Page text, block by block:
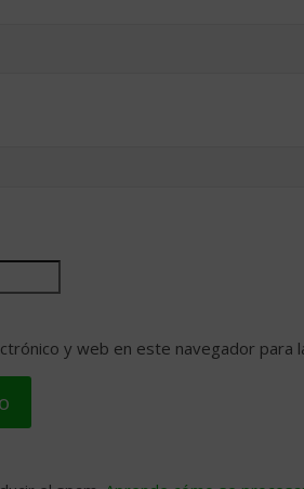
y web en este navegador para